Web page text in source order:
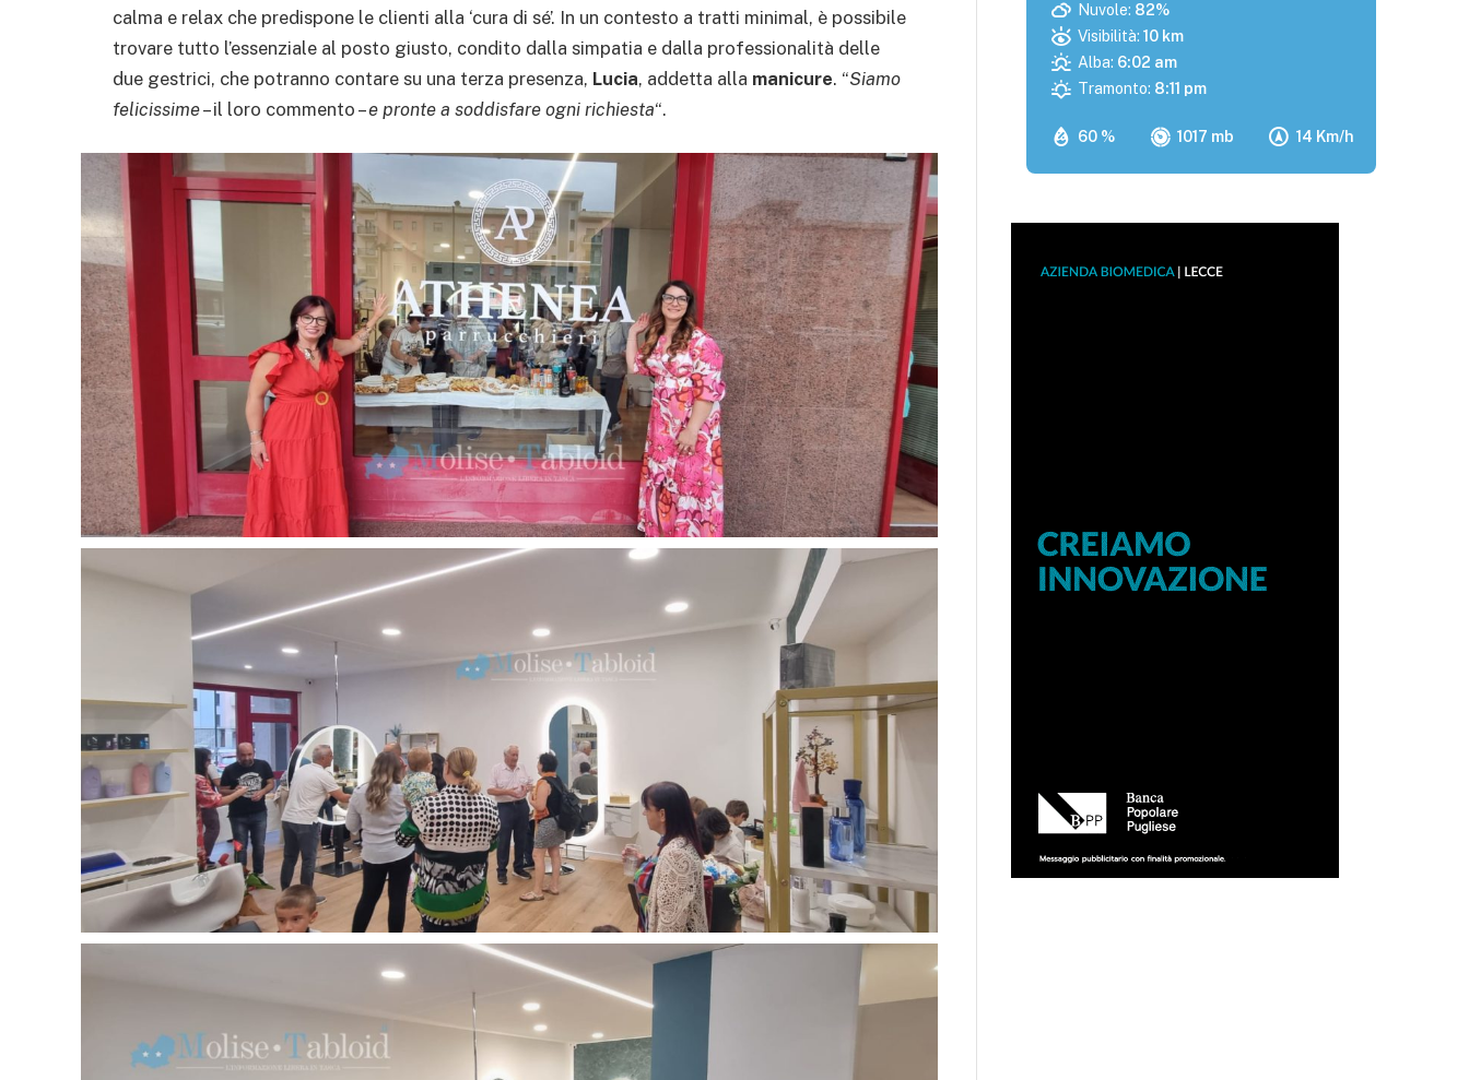
calma e relax che predispone le clienti alla ‘cura di sé’. In un contesto a tratti minimal, è possibile
trovare tutto l’essenziale al posto giusto, condito dalla simpatia e dalla professionalità delle
due gestrici, che potranno contare su una terza presenza, Lucia, addetta alla manicure. “Siamo
felicissime– il loro commento –e pronte a soddisfare ogni richiesta“.
60 % 1017 mb 14 Km/h
Nuvole: 82%
Visibilità: 10 km
Alba: 6:02 am
Tramonto: 8:11 pm